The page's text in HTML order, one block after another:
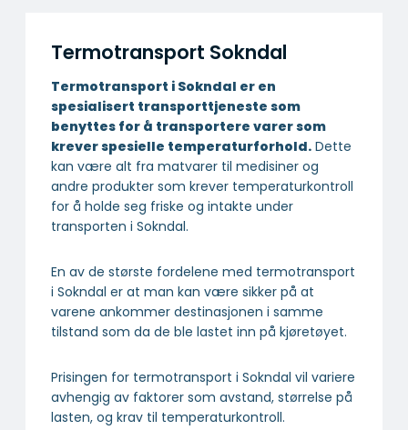
Termotransport Sokndal
Termotransport i Sokndal er en
spesialisert transport­tjeneste som
benyttes for å transportere varer som
krever spesielle temperatur­forhold. Dette
kan være alt fra matvarer til medisiner og
andre produkter som krever temperaturkontroll
for å holde seg friske og intakte under
transporten i Sokndal.
En av de største fordelene med termotransport
i Sokndal er at man kan være sikker på at
varene ankommer destinasjonen i samme
tilstand som da de ble lastet inn på kjøretøyet.
Prisingen for termotransport i Sokndal vil variere
avhengig av faktorer som avstand, størrelse på
lasten, og krav til temperaturkontroll.